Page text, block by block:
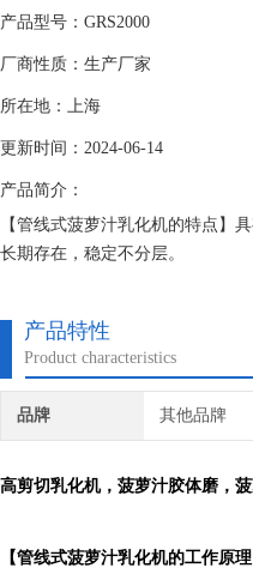
产品型号：GRS2000
厂商性质：生产厂家
所在地：上海
更新时间：2024-06-14
产品简介：
【管线式菠萝汁乳化机的特点】
长期存在，稳定不分层。
产品特性
Product characteristics
品牌 其他品牌
高剪切乳化机，菠萝汁胶体磨，
【管线式菠萝汁乳化机的工作原理